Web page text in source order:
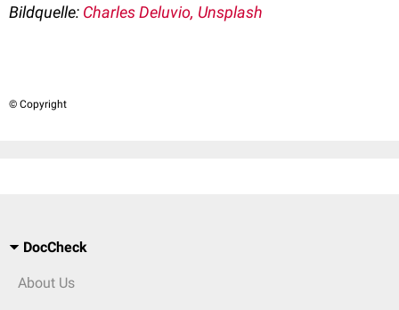
Bildquelle: Charles Deluvio, Unsplash
© Copyright
DocCheck
About Us